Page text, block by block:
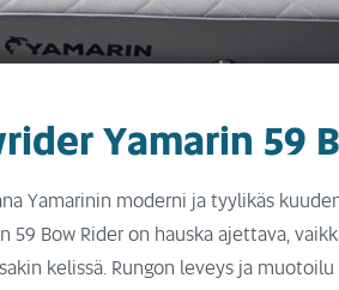
Yamarin 59
Yamarinin moderni ja tyylikäs
59 Bow Rider on hauska ajettava,
kelissä. Rungon leveys ja muotoilu